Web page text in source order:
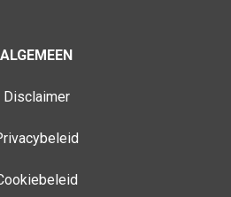
ALGEMEEN
Disclaimer